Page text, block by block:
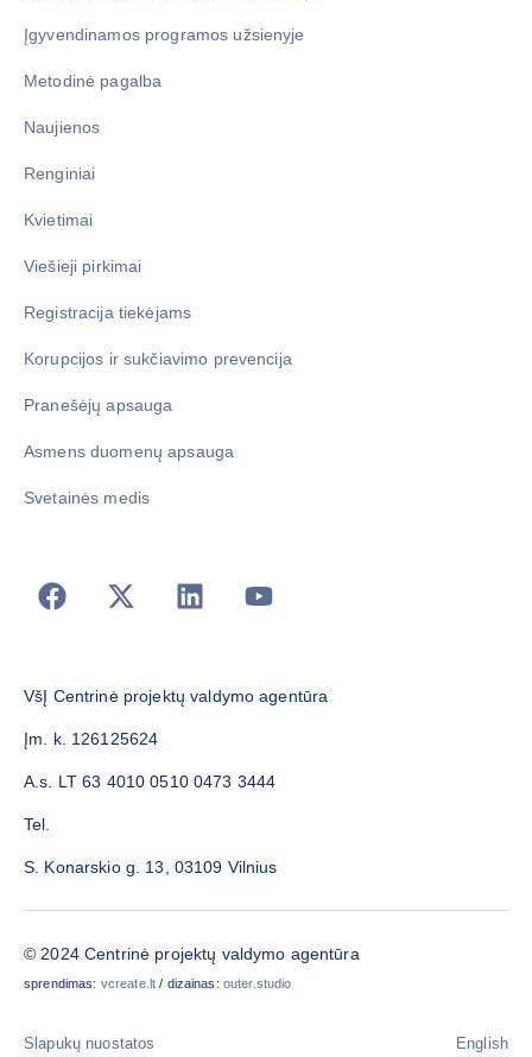
Įgyvendinamos programos užsienyje
Metodinė pagalba
Naujienos
Renginiai
Kvietimai
Viešieji pirkimai
Registracija tiekėjams
Korupcijos ir sukčiavimo prevencija
Pranešėjų apsauga
Asmens duomenų apsauga
Svetainės medis
VšĮ Centrinė projektų valdymo agentūra
Įm. k. 126125624
A.s. LT 63 4010 0510 0473 3444
Tel.
S. Konarskio g. 13, 03109 Vilnius
© 2024 Centrinė projektų valdymo agentūra
sprendimas: vcreate.lt / dizainas: outer.studio
Slapukų nuostatos English